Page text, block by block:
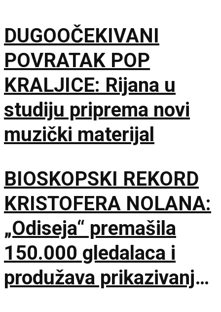
DUGOOČEKIVANI
POVRATAK POP
KRALJICE: Rijana u
studiju priprema novi
muzički materijal
BIOSKOPSKI REKORD
KRISTOFERA NOLANA:
„Odiseja“ premašila
150.000 gledalaca i
produžava prikazivanje